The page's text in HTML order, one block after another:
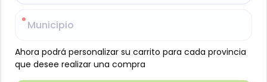
El garbanzo Campo Lindo, 500 g, es una legumbre
nutritiva y versátil, ideal para preparar sopas,
ensaladas, guisos y hummus casero. Su textura firme
y sabor suave lo hacen perfecto para recetas
Municipio
Ahora podrá personalizar su carrito para cada provincia
que desee realizar una compra
Municipio
Ahora podrá personalizar su carrito para cada provincia
que desee realizar una compra